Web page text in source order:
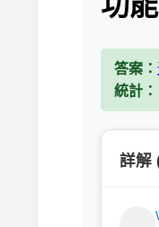
答案：
統計：
詳解